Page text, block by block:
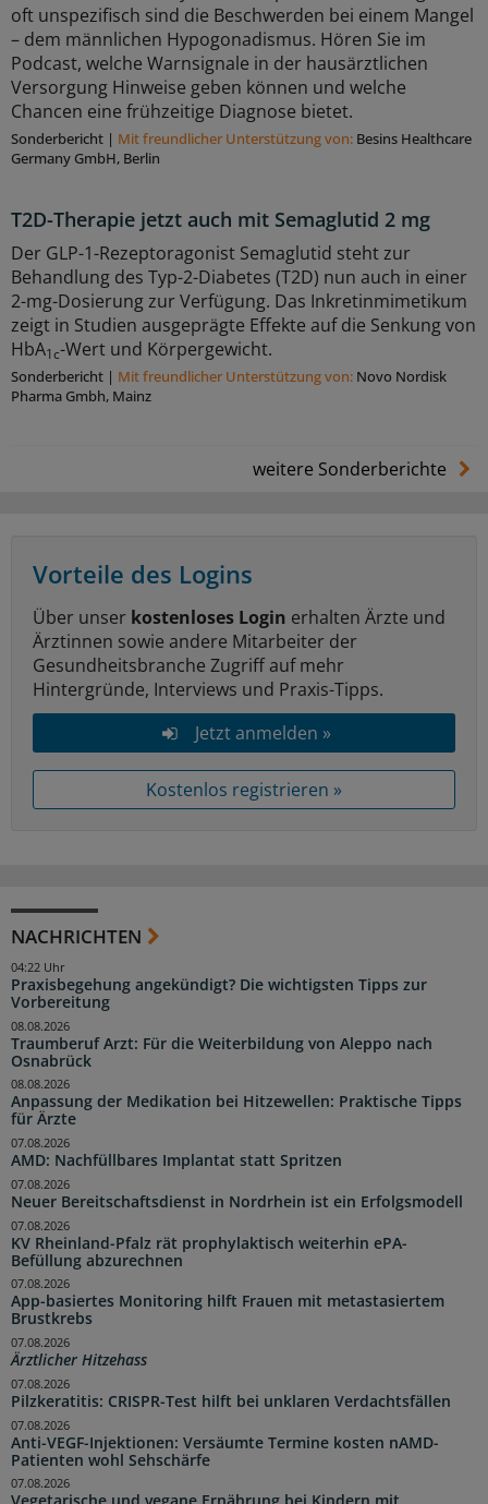
oft unspezifisch sind die Beschwerden bei einem Mangel
– dem männlichen Hypogonadismus. Hören Sie im
Podcast, welche Warnsignale in der hausärztlichen
Versorgung Hinweise geben können und welche
Chancen eine frühzeitige Diagnose bietet.
Sonderbericht | Mit freundlicher Unterstützung von: Besins Healthcare
Germany GmbH, Berlin
T2D-Therapie jetzt auch mit Semaglutid 2 mg
Der GLP-1-Rezeptoragonist Semaglutid steht zur
Behandlung des Typ-2-Diabetes (T2D) nun auch in einer
2-mg-Dosierung zur Verfügung. Das Inkretinmimetikum
zeigt in Studien ausgeprägte Effekte auf die Senkung von
HbA1c-Wert und Körpergewicht.
Sonderbericht | Mit freundlicher Unterstützung von: Novo Nordisk
Pharma Gmbh, Mainz
weitere Sonderberichte
Vorteile des Logins
Über unser kostenloses Login erhalten Ärzte und
Ärztinnen sowie andere Mitarbeiter der
Gesundheitsbranche Zugriff auf mehr
Hintergründe, Interviews und Praxis-Tipps.
Jetzt anmelden »
Kostenlos registrieren »
NACHRICHTEN
Praxisbegehung angekündigt? Die wichtigsten Tipps zur
Vorbereitung
04:22 Uhr
Traumberuf Arzt: Für die Weiterbildung von Aleppo nach
Osnabrück
08.08.2026
Anpassung der Medikation bei Hitzewellen: Praktische Tipps
für Ärzte
08.08.2026
AMD: Nachfüllbares Implantat statt Spritzen
07.08.2026
Neuer Bereitschaftsdienst in Nordrhein ist ein Erfolgsmodell
07.08.2026
KV Rheinland-Pfalz rät prophylaktisch weiterhin ePA-
Befüllung abzurechnen
07.08.2026
App-basiertes Monitoring hilft Frauen mit metastasiertem
Brustkrebs
07.08.2026
Ärztlicher Hitzehass
07.08.2026
Pilzkeratitis: CRISPR-Test hilft bei unklaren Verdachtsfällen
07.08.2026
Anti-VEGF-Injektionen: Versäumte Termine kosten nAMD-
Patienten wohl Sehschärfe
07.08.2026
07.08.2026